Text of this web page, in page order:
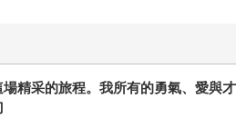
懼噤聲，戒嚴體制下的思想改造
用愛溝通，用歡笑激勵，用感動
費補償的惡性循環，為組織文化
濫開福利支票的掏空騙局。低稅
場精采的旅程。我所有的勇氣、愛